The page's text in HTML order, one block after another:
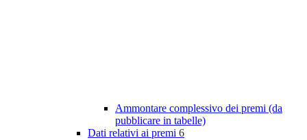
Ammontare complessivo dei premi (da
pubblicare in tabelle)
Dati relativi ai premi 6